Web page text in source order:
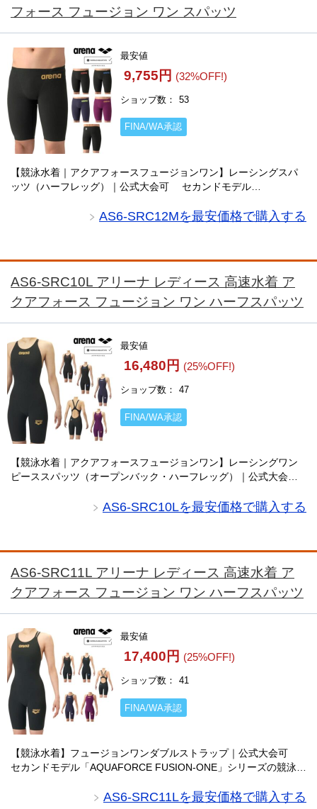
フォース フュージョン ワン スパッツ
最安値
9,755円 (32%OFF!)
ショップ数 53
FINA/WA承認
【競泳水着｜アクアフォースフュージョンワン】レーシングスパ
ッツ（ハーフレッグ）｜公式大会可 セカンドモデル
AQUATICS承認済みの公式大会対・・・
AS6-SRC12Mを最安価格で購入する
AS6-SRC10L アリーナ レディース 高速水着 ア
クアフォース フュージョン ワン ハーフスパッツ
最安値
16,480円 (25%OFF!)
ショップ数 47
FINA/WA承認
【競泳水着｜アクアフォースフュージョンワン】レーシングワン
ピーススパッツ（オープンバック・ハーフレッグ）｜公式大会
競泳水着。WORLD AQUAT・・・AS6-SRC10Lを最安価格で購入する
AS6-SRC11L アリーナ レディース 高速水着 ア
クアフォース フュージョン ワン ハーフスパッツ
最安値
17,400円 (25%OFF!)
ショップ数 41
FINA/WA承認
【競泳水着】フュージョンワンダブルストラップ｜公式大会可
セカンドモデル「AQUAFORCE FUSION-ONE」シリーズの競泳水
を初めて試すスイ・・・AS6-SRC11Lを最安価格で購入する